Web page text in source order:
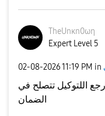
TheUnκn0ωη
Expert Level 5
‎02-08-202611:19 PM in
اللتوكيل تتصلح في
الضمان